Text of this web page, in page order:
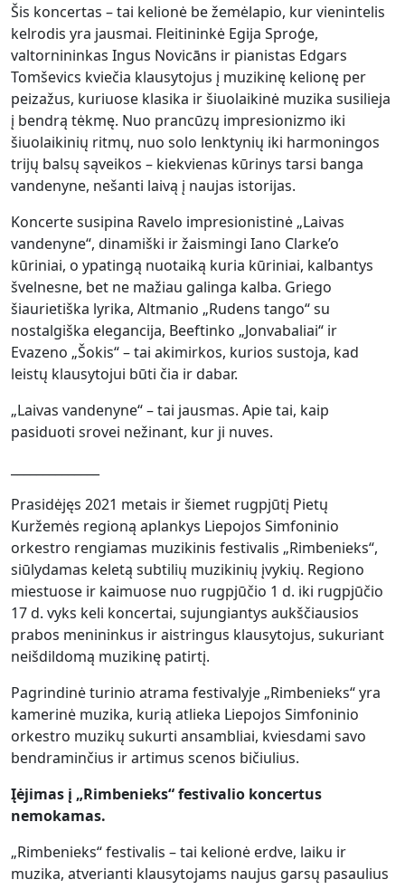
Šis koncertas – tai kelionė be žemėlapio, kur vienintelis
kelrodis yra jausmai. Fleitininkė Egija Sproģe,
valtornininkas Ingus Novicāns ir pianistas Edgars
Tomševics kviečia klausytojus į muzikinę kelionę per
peizažus, kuriuose klasika ir šiuolaikinė muzika susilieja
į bendrą tėkmę. Nuo prancūzų impresionizmo iki
šiuolaikinių ritmų, nuo solo lenktynių iki harmoningos
trijų balsų sąveikos – kiekvienas kūrinys tarsi banga
vandenyne, nešanti laivą į naujas istorijas.
Koncerte susipina Ravelo impresionistinė „Laivas
vandenyne“, dinamiški ir žaismingi Iano Clarke’o
kūriniai, o ypatingą nuotaiką kuria kūriniai, kalbantys
švelnesne, bet ne mažiau galinga kalba. Griego
šiaurietiška lyrika, Altmanio „Rudens tango“ su
nostalgiška elegancija, Beeftinko „Jonvabaliai“ ir
Evazeno „Šokis“ – tai akimirkos, kurios sustoja, kad
leistų klausytojui būti čia ir dabar.
„Laivas vandenyne“ – tai jausmas. Apie tai, kaip
pasiduoti srovei nežinant, kur ji nuves.
Prasidėjęs 2021 metais ir šiemet rugpjūtį Pietų
Kuržemės regioną aplankys Liepojos Simfoninio
orkestro rengiamas muzikinis festivalis „Rimbenieks“,
siūlydamas keletą subtilių muzikinių įvykių. Regiono
miestuose ir kaimuose nuo rugpjūčio 1 d. iki rugpjūčio
17 d. vyks keli koncertai, sujungiantys aukščiausios
prabos menininkus ir aistringus klausytojus, sukuriant
neišdildomą muzikinę patirtį.
Pagrindinė turinio atrama festivalyje „Rimbenieks“ yra
kamerinė muzika, kurią atlieka Liepojos Simfoninio
orkestro muzikų sukurti ansambliai, kviesdami savo
bendraminčius ir artimus scenos bičiulius.
Įėjimas į „Rimbenieks“ festivalio koncertus
nemokamas.
„Rimbenieks“ festivalis – tai kelionė erdve, laiku ir
muzika, atverianti klausytojams naujus garsų pasaulius